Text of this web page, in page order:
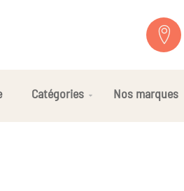
Catégories Nos marques